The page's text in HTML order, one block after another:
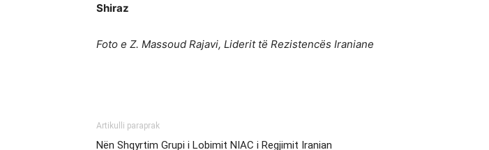
Shiraz
Foto e Z. Massoud Rajavi, Liderit të Rezistencës Iraniane
Artikulli paraprak
Nën Shqyrtim Grupi i Lobimit NIAC i Regjimit Iranian